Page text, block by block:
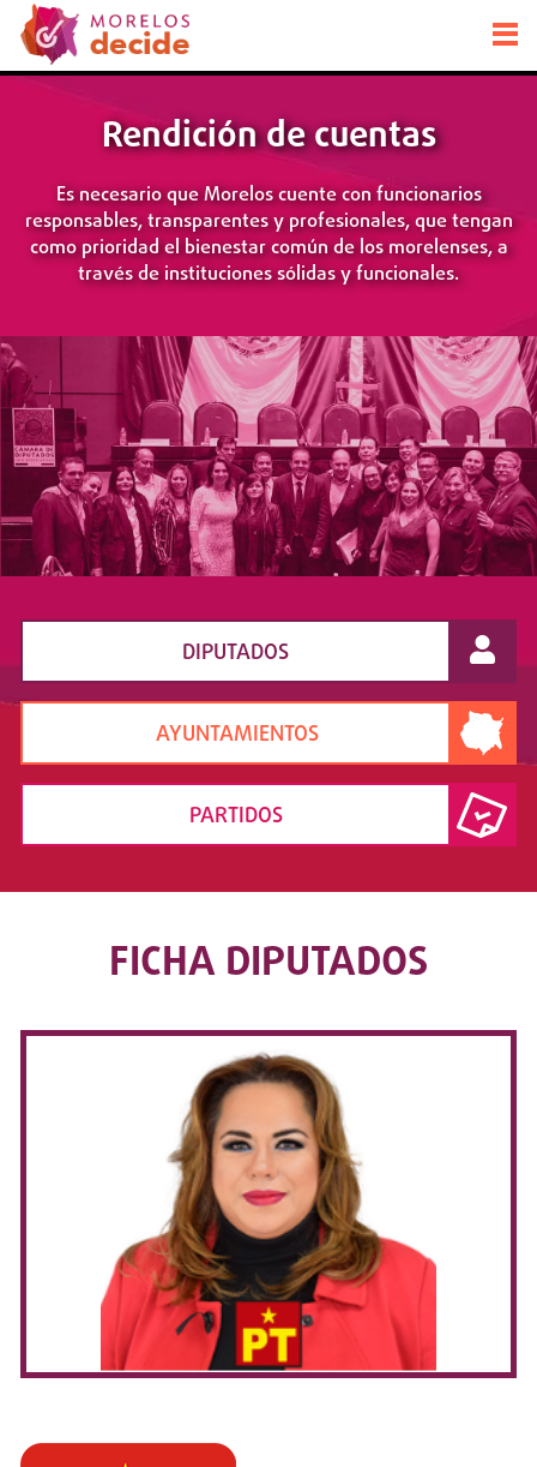
Rendición de cuentas
Es necesario que Morelos cuente con funcionarios
responsables,transparentes y profesionales, que tengan
como prioridad el bienestar comúnde los morelenses, a
través de instituciones sólidas y funcionales.
DIPUTADOS
AYUNTAMIENTOS
PARTIDOS
FICHA DIPUTADOS